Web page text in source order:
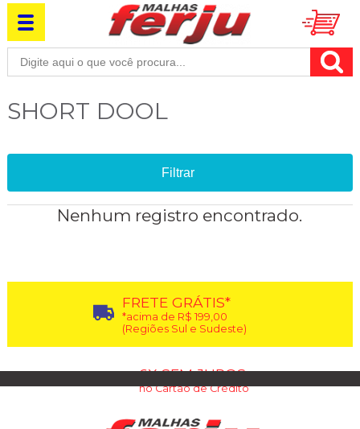
SHORT DOOL
Filtrar
Nenhum registro encontrado.
FRETE GRÁTIS*
*acima de R$ 199,00
(Regiões Sul e Sudeste)
6X SEM JUROS
no Cartão de Crédito